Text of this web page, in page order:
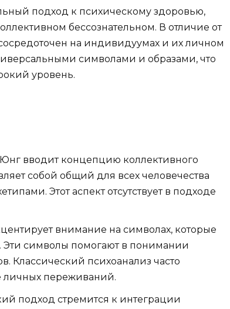
подход к психическому здоровью,
бессознательном. В отличие от
на индивидуумах и их личном
символами и образами, что
уровень.
Юнг вводит концепцию коллективного
собой общий для всех человечества
Этот аспект отсутствует в подходе
внимание на символах, которые
Эти символы помогают в понимании
Классический психоанализ часто
личных переживаний.
подход стремится к интеграции